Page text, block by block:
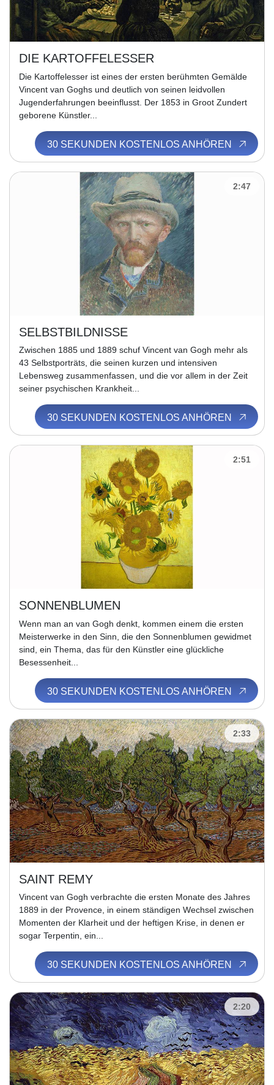
DIE KARTOFFELESSER
Die Kartoffelesser ist eines der ersten berühmten Gemälde
Vincent van Goghs und deutlich von seinen leidvollen
Jugenderfahrungen beeinflusst. Der 1853 in Groot Zundert
geborene Künstler...
30 SEKUNDEN KOSTENLOS ANHÖREN
2:47
SELBSTBILDNISSE
Zwischen 1885 und 1889 schuf Vincent van Gogh mehr als
43 Selbstporträts, die seinen kurzen und intensiven
Lebensweg zusammenfassen, und die vor allem in der Zeit
seiner psychischen Krankheit...
30 SEKUNDEN KOSTENLOS ANHÖREN
2:51
SONNENBLUMEN
Wenn man an van Gogh denkt, kommen einem die ersten
Meisterwerke in den Sinn, die den Sonnenblumen gewidmet
sind, ein Thema, das für den Künstler eine glückliche
Besessenheit...
30 SEKUNDEN KOSTENLOS ANHÖREN
2:33
SAINT REMY
Vincent van Gogh verbrachte die ersten Monate des Jahres
1889 in der Provence, in einem ständigen Wechsel zwischen
Momenten der Klarheit und der heftigen Krise, in denen er
sogar Terpentin, ein...
30 SEKUNDEN KOSTENLOS ANHÖREN
2:20